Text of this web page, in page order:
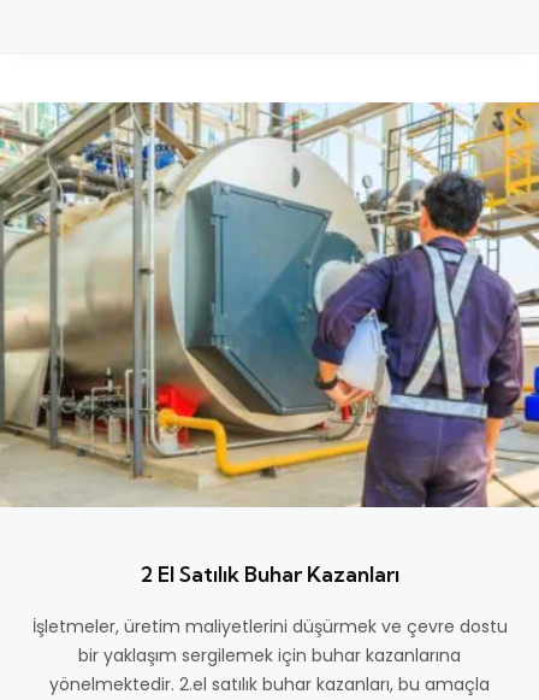
2 El Satılık Buhar Kazanları
İşletmeler, üretim maliyetlerini düşürmek ve çevre dostu
bir yaklaşım sergilemek için buhar kazanlarına
yönelmektedir. 2.el satılık buhar kazanları, bu amaçla